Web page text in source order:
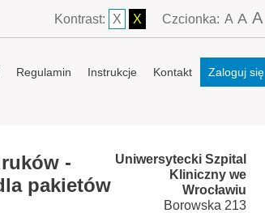
Kontrast: X X Czcionka: A A A
Regulamin Instrukcje Kontakt Zaloguj się
-
pakietów
Uniwersytecki Szpital
Kliniczny we
Wrocławiu
Borowska 213